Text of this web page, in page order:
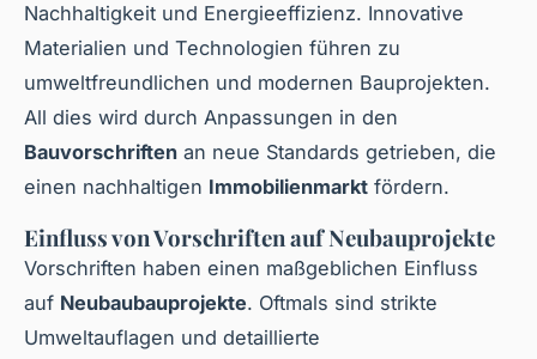
Nachhaltigkeit und Energieeffizienz. Innovative
Materialien und Technologien führen zu
umweltfreundlichen und modernen Bauprojekten.
All dies wird durch Anpassungen in den
Bauvorschriften an neue Standards getrieben, die
einen nachhaltigen Immobilienmarkt fördern.
Einfluss von Vorschriften auf Neubauprojekte
Vorschriften haben einen maßgeblichen Einfluss
auf Neubaubauprojekte. Oftmals sind strikte
Umweltauflagen und detaillierte